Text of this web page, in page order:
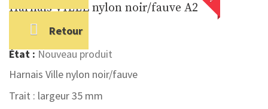
Retour
Harnais VILLE nylon noir/fauve A2
Référence2451
État :Nouveau produit
Harnais Ville nylon noir/fauve
Trait : largeur 35 mm